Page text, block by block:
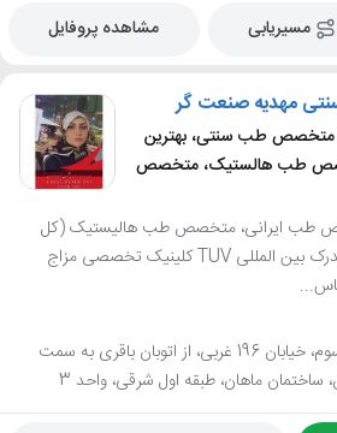
مسیریابی مشاهده پروفایل
مهدیه صنعت گر
طب سنتی، بهترین
طب هالستیک، متخصص
طب ایرانی، متخصص طب هالیستیک (کل
نگر) طب سنتی و ایرانی با مدرک بین المللی TUV کلینیک تخصصی مزاج
تهران، تهرانپارس، فلکه سوم، خیابان 196 غربی، از اتوبان باقری به سمت
ماهان، طبقه اول شرقی، واحد 3